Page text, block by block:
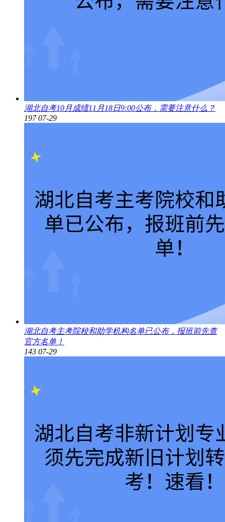
湖北自考10月成绩11月18日9:00公布，需要注意什么？
197 07-29
湖北自考主考院校和助学机构名单已公布，报班前先查
官方名单！
143 07-29